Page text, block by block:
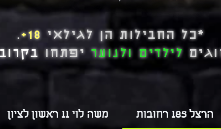
*כל החבילות הן לגילאי 18+
.
לילדים ולנועריפתחו
הרצל 185 רחובות משה לוי 11 ראשון לציון